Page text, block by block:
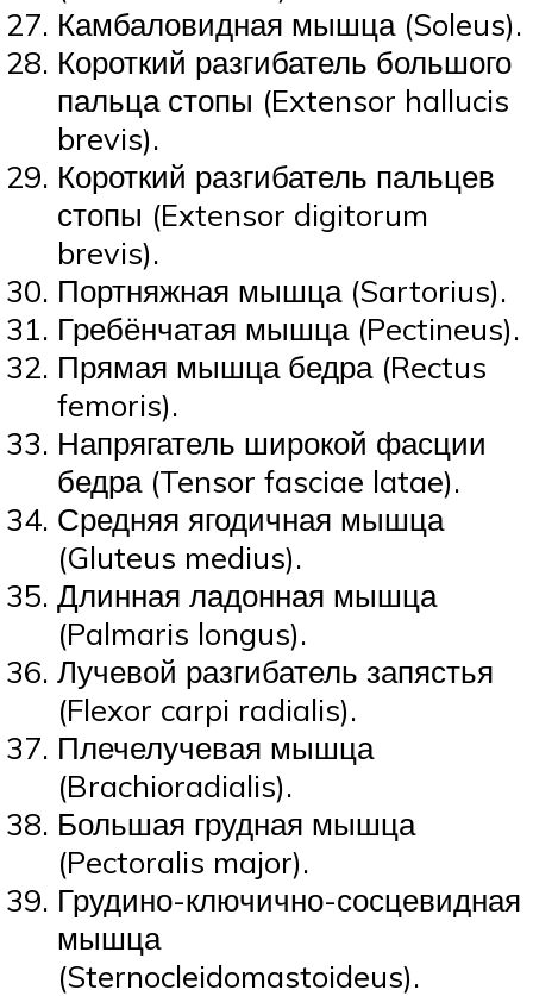
Камбаловидная мышца (Soleus).
Короткий разгибатель большого
пальца стопы (Extensor hallucis
brevis).
Короткий разгибатель пальцев
стопы (Extensor digitorum
brevis).
Портняжная мышца (Sartorius).
Гребёнчатая мышца (Pectineus).
Прямая мышца бедра (Rectus
femoris).
Напрягатель широкой фасции
бедра (Tensor fasciae latae).
Средняя ягодичная мышца
(Gluteus medius).
Длинная ладонная мышца
(Palmaris longus).
Лучевой разгибатель запястья
(Flexor carpi radialis).
Плечелучевая мышца
(Brachioradialis).
Большая грудная мышца
(Pectoralis major).
Грудино-ключично-сосцевидная
мышца
(Sternocleidomastoideus).